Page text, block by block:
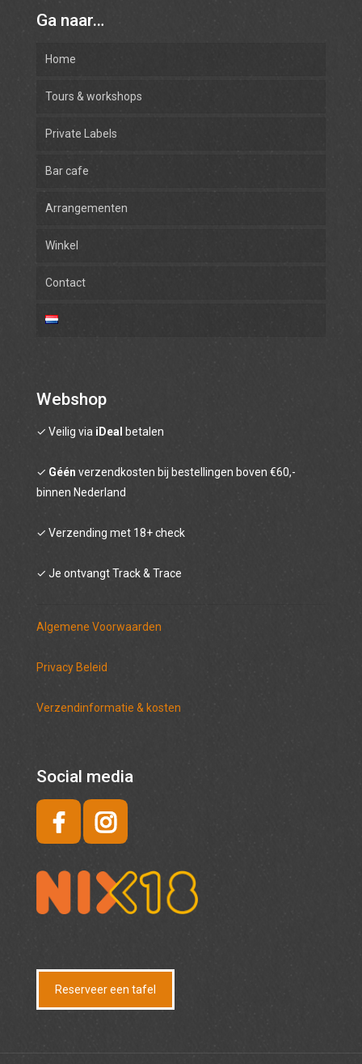
Ga naar…
Home
Tours & workshops
Private Labels
Bar cafe
Arrangementen
Winkel
Rum
Beerbrandy
Absinth
Wodka
Cadeaubon
Contact
Webshop
✓ Veilig via iDeal betalen
✓ Géén verzendkosten bij bestellingen boven €60,-
binnen Nederland
✓ Verzending met 18+ check
✓ Je ontvangt Track & Trace
Algemene Voorwaarden
Privacy Beleid
Verzendinformatie & kosten
Social media
Reserveer een tafel